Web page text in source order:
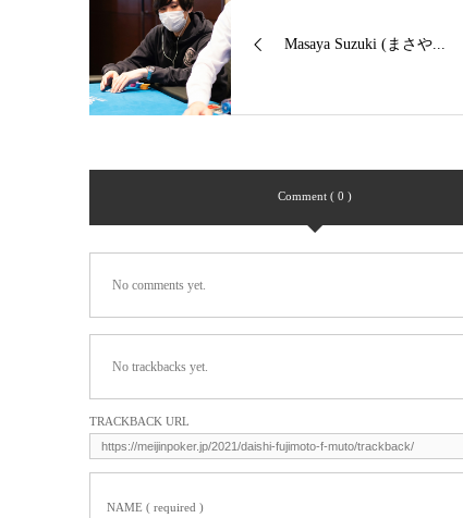
Masaya Suzuki (まさや...
Comment ( 0 )
No comments yet.
No trackbacks yet.
TRACKBACK URL
NAME ( required )